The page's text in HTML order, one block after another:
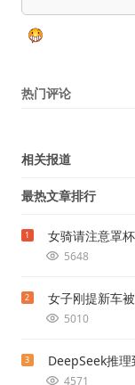
热门评论
相关报道
最热文章排行
1 女骑请注意罩
5648
2 女子刚提新车
5010
3 DeepSeek推
4571